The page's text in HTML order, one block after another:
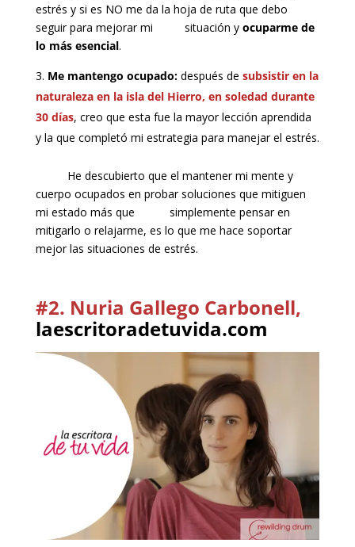
estrés y si es NO me da la hoja de ruta que debo
seguir para mejorar mi situación y ocuparme de
lo más esencial.
Me mantengo ocupado: después de subsistir en la
naturaleza en la isla del Hierro, en soledad durante
30 días, creo que esta fue la mayor lección aprendida
y la que completó mi estrategia para manejar el estrés.
He descubierto que el mantener mi mente y
cuerpo ocupados en probar soluciones que mitiguen
mi estado más que simplemente pensar en
mitigarlo o relajarme, es lo que me hace soportar
mejor las situaciones de estrés.
#2. Nuria Gallego Carbonell,
laescritoradetuvida.com